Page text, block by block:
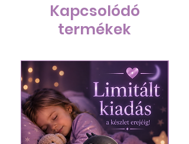
Kapcsolódó
termékek